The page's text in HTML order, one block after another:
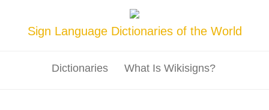
Sign Language Dictionaries of the World
Dictionaries What Is Wikisigns?